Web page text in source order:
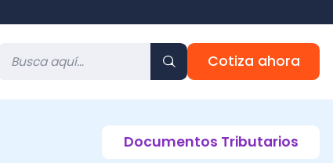
Cotiza ahora
Documentos Tributarios